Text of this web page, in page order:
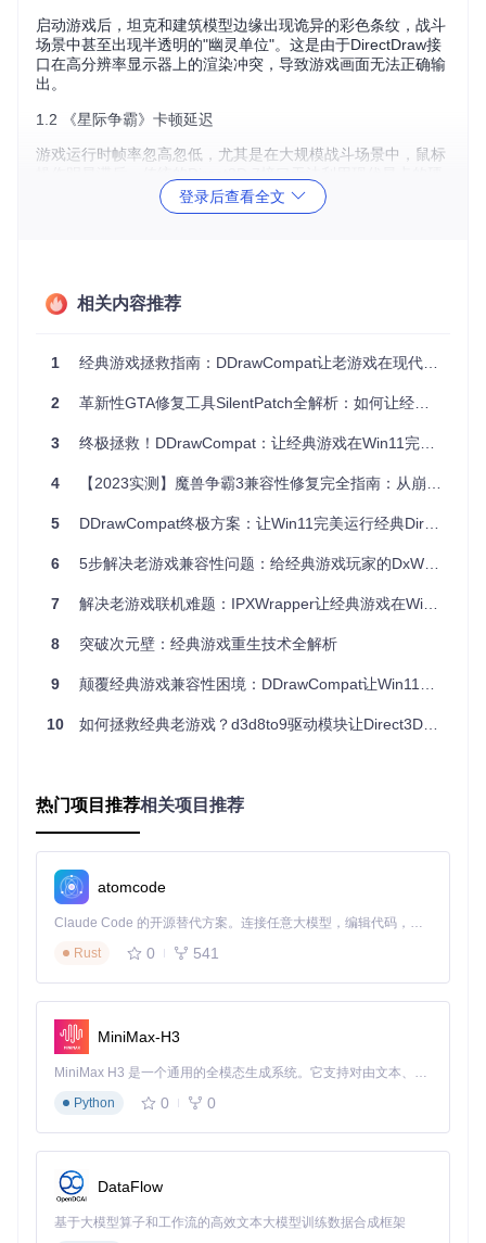
启动游戏后，坦克和建筑模型边缘出现诡异的彩色条纹，战斗
场景中甚至出现半透明的"幽灵单位"。这是由于DirectDraw接
口在高分辨率显示器上的渲染冲突，导致游戏画面无法正确输
出。
1.2 《星际争霸》卡顿延迟
游戏运行时帧率忽高忽低，尤其是在大规模战斗场景中，鼠标
件加速能力，导致CPU负载过高。
在根本性冲突。
第一步：获取工具文件
访问项目仓库，下载最新版本的
DDrawCompat压缩包。注意选择不带"debug"标识的稳定
程序所在的文件夹，与游戏可执行文件（通常是.exe格
原文件。
✅ 第三步：启动游戏验证双击游戏图标正常启动，首次运
进入且画面显示正常，说明安装成功。
游戏在高DPI显示器下的光标错位问题
3 兼容性数据库：这些游戏都能完美运行
《星际争霸：母巢之战》
《帝国时代2：征服者》
《命令与征服：将军》
3.2 角色扮演类
《暗黑破坏神2》
《冰风谷》系列
《无冬之夜》
《马克思·佩恩》
《生化危机》系列（1-3代）
4 系统要求与性能参数
配置项 最低要求
推荐配置
操作系
统
Windows Vista
登录后查看全文
相关内容推荐
1 经典游戏拯救指南：DDrawCompat让老游戏在现代系统重获新生
2 革新性GTA修复工具SilentPatch全解析：如何让经典游戏重获新生
3 终极拯救！DDrawCompat：让经典游戏在Win11完美复活的神奇工具 🎮
4 【2023实测】魔兽争霸3兼容性修复完全指南：从崩溃到流畅的完美蜕变
5 DDrawCompat终极方案：让Win11完美运行经典DirectX老游戏 🎮
6 5步解决老游戏兼容性问题：给经典游戏玩家的DxWrapper优化指南
7 解决老游戏联机难题：IPXWrapper让经典游戏在Win11系统复活
8 突破次元壁：经典游戏重生技术全解析
9 颠覆经典游戏兼容性困境：DDrawCompat让Win11焕发老游戏新生的3大核心方案
10 如何拯救经典老游戏？d3d8to9驱动模块让Direct3D 8游戏焕发新生
热门项目推荐相关项目推荐
atomcode
Claude Code 的开源替代方案。连接任意大模型，编辑代码，运行命令，自动验证 — 全自动执行。用 Rust 构建，极致性能。 ｜ An open-source alternative to Claude Code. Connect any LLM, edit code, run commands, and verify changes — autonomously. Built in Rust for speed. Get Started
Rust
0 541
MiniMax-H3
MiniMax H3 是一个通用的全模态生成系统。它支持对由文本、图像、视频和音频组成的多模态上下文进行统一理解，并能生成分辨率高达 2K、时长可达 15 秒的带原生立体声音频的视频。得益于面向任务泛化的系统设计，H3 在预训练阶段就已具备广泛的多模态上下文理解与生成能力，能够出色地执行复杂的多模态指令。
Python
0 0
DataFlow
基于大模型算子和工作流的高效文本大模型训练数据合成框架